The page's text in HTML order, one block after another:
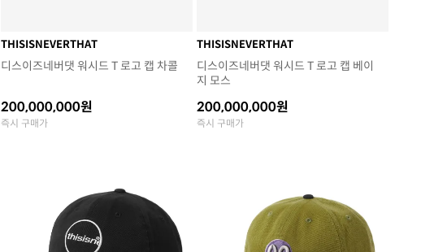
THISISNEVERTHAT
디스이즈네버댓 워시드 T 로고 캡 차콜
200,000,000원
즉시 구매가
THISISNEVERTHAT
디스이즈네버댓 워시드 T 로고 캡 베이
지 모스
200,000,000원
즉시 구매가